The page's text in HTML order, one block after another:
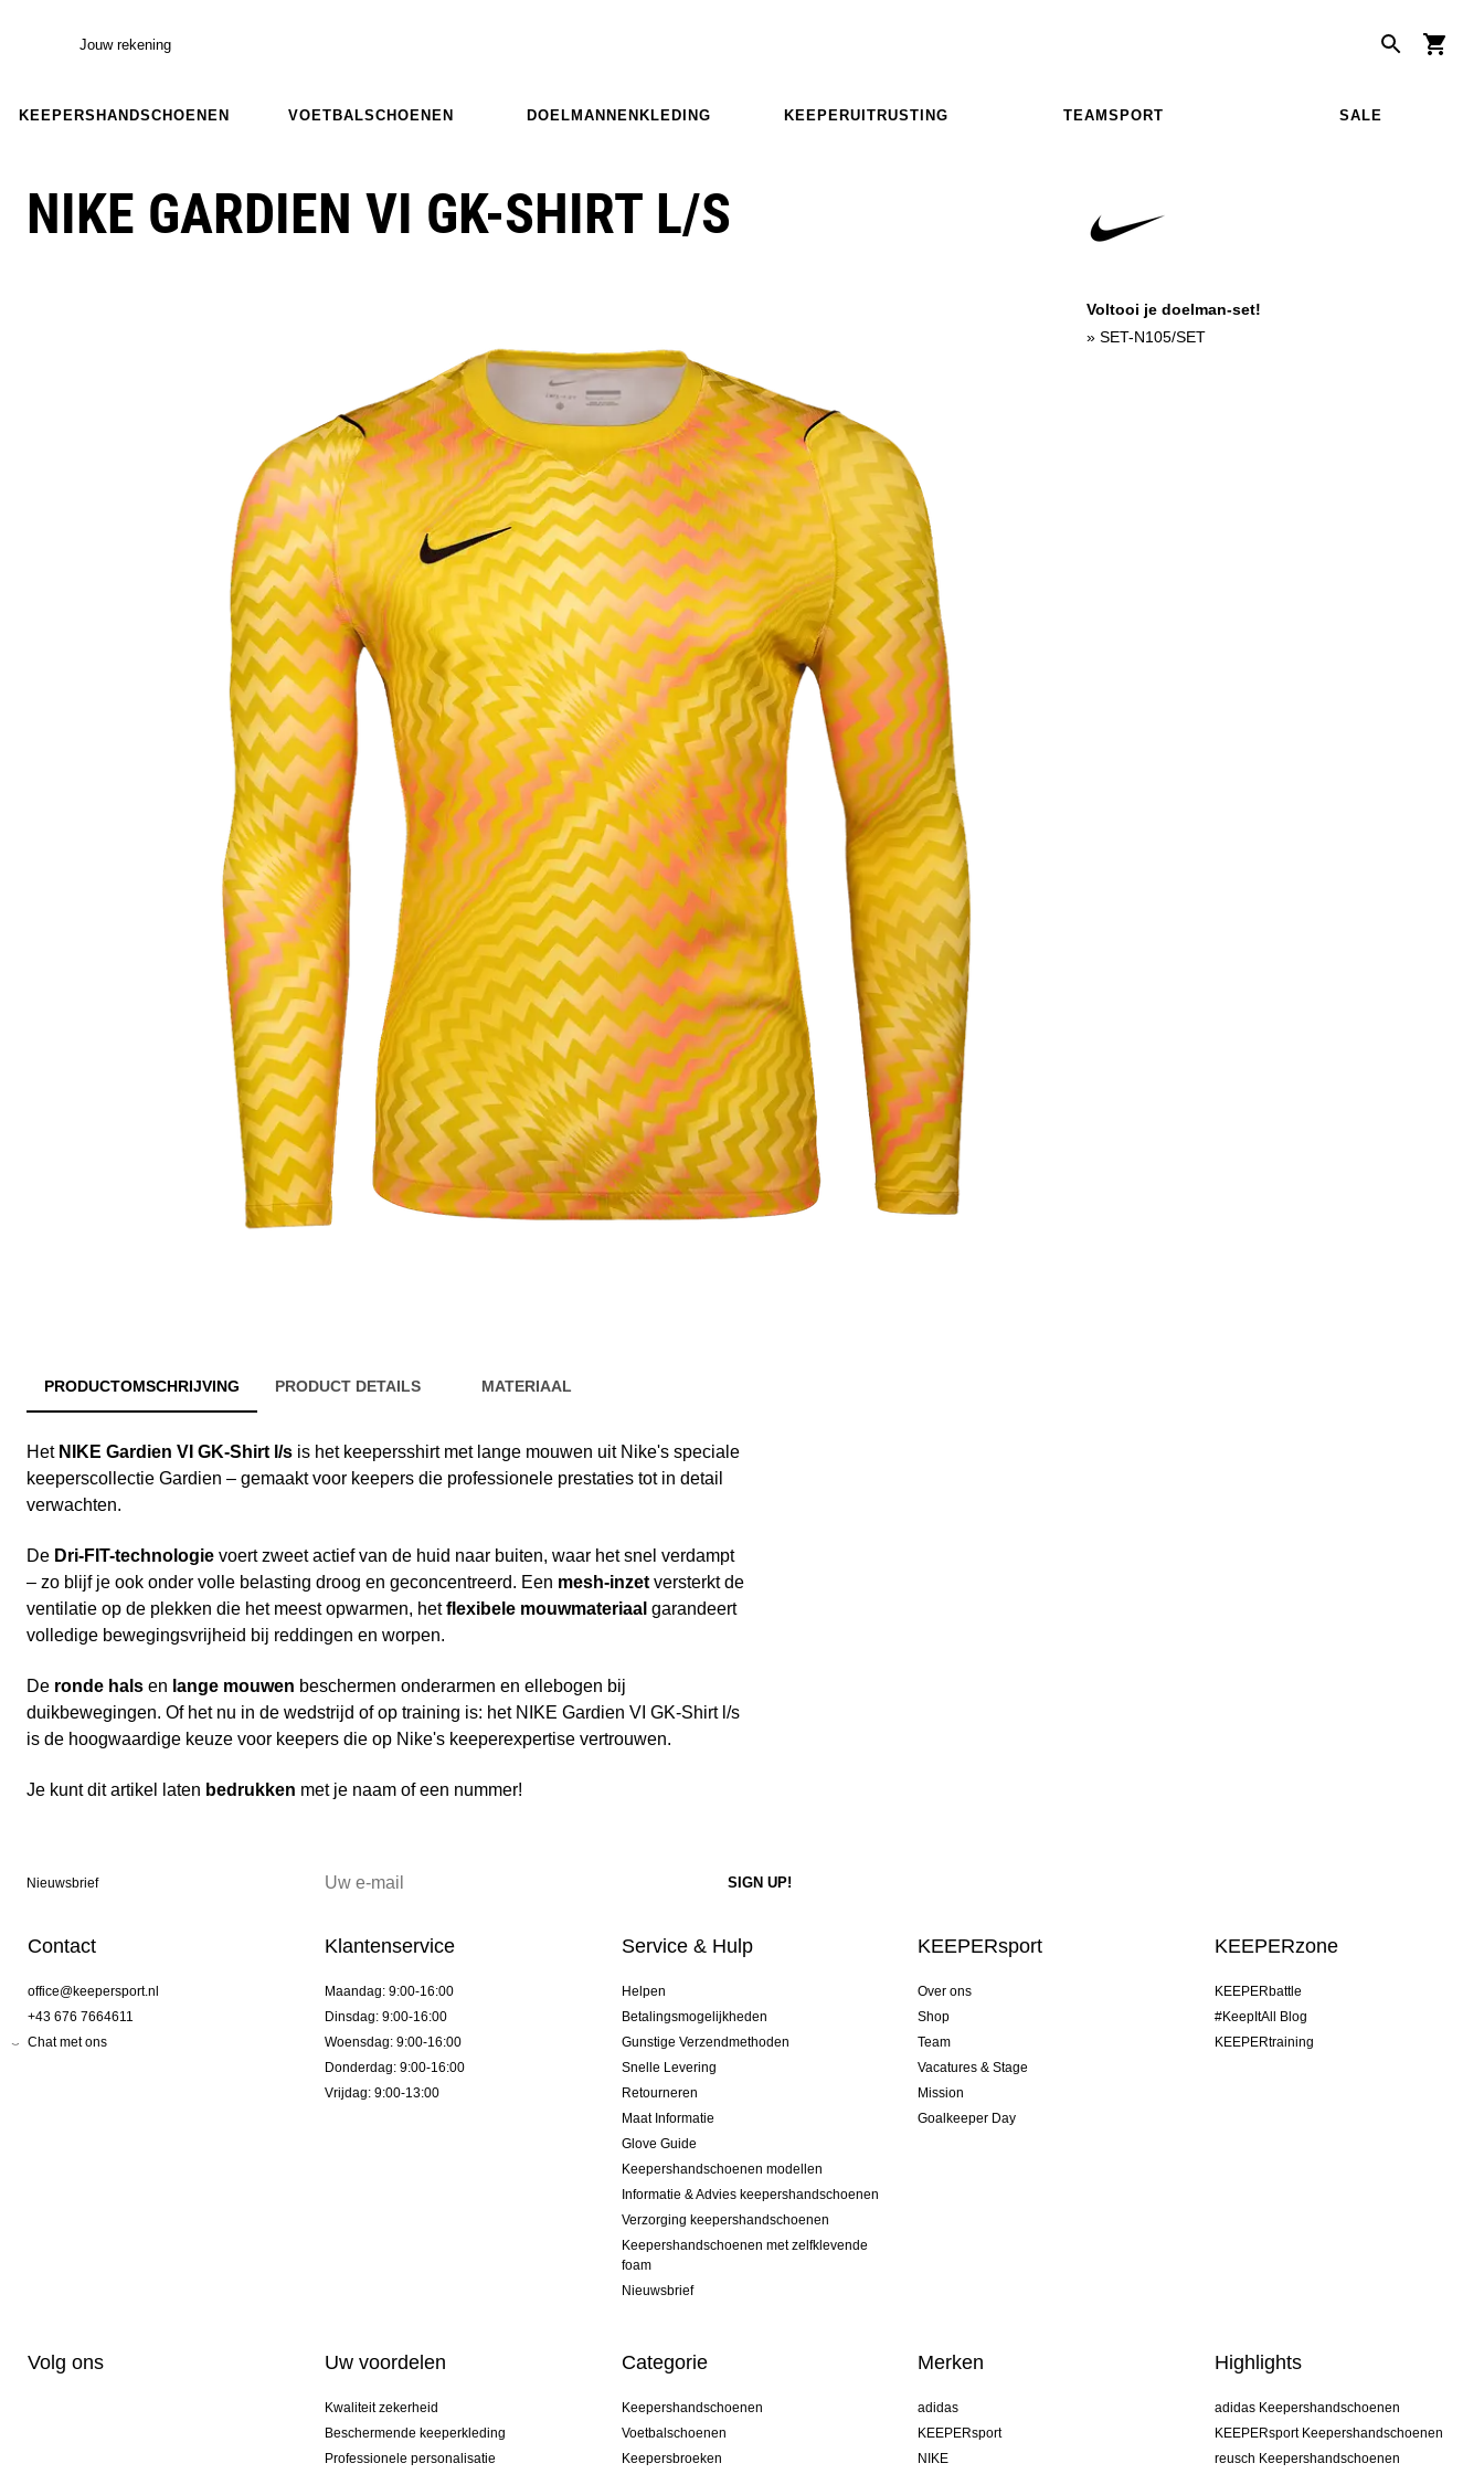
Jouw rekening
KEEPERSHANDSCHOENEN VOETBALSCHOENEN DOELMANNENKLEDING KEEPERUITRUSTING TEAMSPORT SALE
NIKE GARDIEN VI GK-SHIRT L/S
Voltooi je doelman-set!
» SET-N105/SET
PRODUCTOMSCHRIJVING PRODUCT DETAILS MATERIAAL
Het NIKE Gardien VI GK-Shirt l/s is het keepersshirt met lange mouwen uit Nike's speciale
keeperscollectie Gardien – gemaakt voor keepers die professionele prestaties tot in detail
verwachten.
De Dri-FIT-technologie voert zweet actief van de huid naar buiten, waar het snel verdampt
– zo blijf je ook onder volle belasting droog en geconcentreerd. Een mesh-inzetversterkt de
ventilatie op de plekken die het meest opwarmen, hetflexibele mouwmateriaal garandeert
volledige bewegingsvrijheid bij reddingen en worpen.
De ronde hals en lange mouwen beschermen onderarmen en ellebogen bij
duikbewegingen. Of het nu in de wedstrijd of op training is: het NIKE Gardien VI GK-Shirt l/s
is de hoogwaardige keuze voor keepers die op Nike's keeperexpertise vertrouwen.
Je kunt dit artikel laten bedrukken met je naam of een nummer!
Nieuwsbrief
Contact
office@keepersport.nl
+43 676 7664611
Chat met ons
Klantenservice
Maandag: 9:00-16:00
Dinsdag: 9:00-16:00
Woensdag: 9:00-16:00
Donderdag: 9:00-16:00
Vrijdag: 9:00-13:00
Service & Hulp
Helpen
Betalingsmogelijkheden
Gunstige Verzendmethoden
Snelle Levering
Retourneren
Maat Informatie
Glove Guide
Keepershandschoenen modellen
Informatie & Advies keepershandschoenen
Verzorging keepershandschoenen
Keepershandschoenen met zelfklevende
foam
Nieuwsbrief
KEEPERsport
Over ons
Shop
Team
Vacatures & Stage
Mission
Goalkeeper Day
KEEPERzone
KEEPERbattle
#KeepItAll Blog
KEEPERtraining
Volg ons Uw voordelen
Kwaliteit zekerheid
Beschermende keeperkleding
Professionele personalisatie
Categorie
Keepershandschoenen
Voetbalschoenen
Keepersbroeken
Merken
adidas
KEEPERsport
NIKE
Highlights
adidas Keepershandschoenen
KEEPERsport Keepershandschoenen
reusch Keepershandschoenen